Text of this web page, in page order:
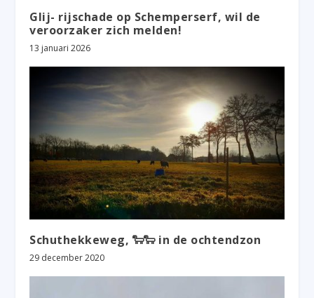
Glij- rijschade op Schemperserf, wil de
veroorzaker zich melden!
13 januari 2026
Schuthekkeweg, 🐑🐑 in de ochtendzon
29 december 2020